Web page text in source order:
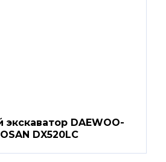
экскаватор DAEWOO-
DX520LC